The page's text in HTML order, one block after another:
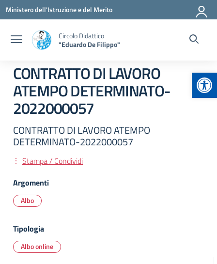
Vai ai contenuti
Vai al menu di navigazione
Vai al footer
Ministero dell'Istruzione e del Merito
Circolo Didattico
"Eduardo De Filippo"
CONTRATTO DI LAVORO
ATEMPO DETERMINATO-
2022000057
CONTRATTO DI LAVORO ATEMPO
DETERMINATO-2022000057
Stampa / Condividi
Argomenti
Albo
Tipologia
Albo online